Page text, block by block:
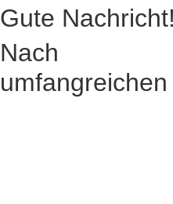
Gute
Nach
umfangreichen